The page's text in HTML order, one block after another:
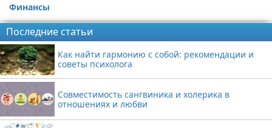
Финансы
Последние статьи
Как найти гармонию с собой: рекомендации и
советы психолога
Совместимость сангвиника и холерика в
отношениях и любви